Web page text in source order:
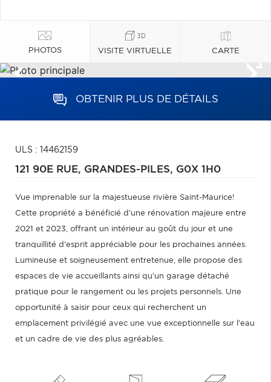
PHOTOS VISITE VIRTUELLE CARTE
OBTENIR PLUS DE DÉTAILS
ULS : 14462159
121 90E RUE, GRANDES-PILES, G0X 1H0
Vue imprenable sur la majestueuse rivière Saint-Maurice!
Cette propriété a bénéficié d'une rénovation majeure entre
2021 et 2023, offrant un intérieur au goût du jour et une
tranquillité d'esprit appréciable pour les prochaines années.
Lumineuse et soigneusement entretenue, elle propose des
espaces de vie accueillants ainsi qu'un garage détaché
pratique pour le rangement ou les projets personnels. Une
opportunité à saisir pour ceux qui recherchent un
emplacement privilégié avec une vue exceptionnelle sur l'eau
et un cadre de vie des plus agréables.